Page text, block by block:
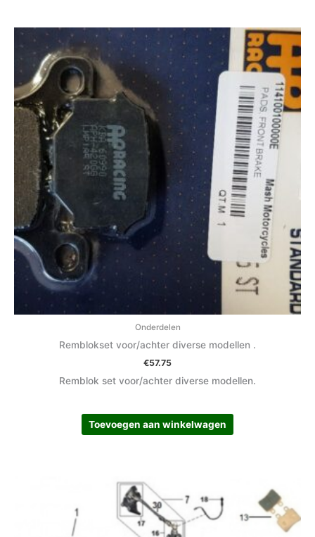
Onderdelen
Remblokset voor/achter diverse modellen .
€57.75
Remblok set voor/achter diverse modellen.
Toevoegen aan winkelwagen